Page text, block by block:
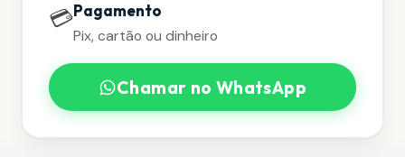
💳Pagamento
Pix, cartão ou dinheiro
Chamar no WhatsApp